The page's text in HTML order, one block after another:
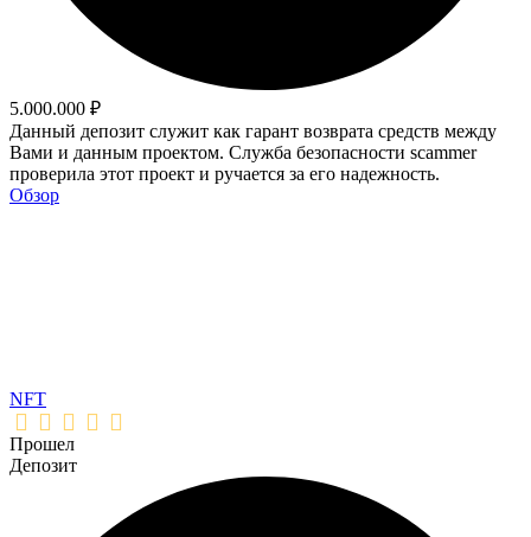
5.000.000 ₽
Данный депозит служит как гарант возврата средств между
Вами и данным проектом. Служба безопасности scammer
проверила этот проект и ручается за его надежность.
Обзор
NFT
Прошел
Депозит